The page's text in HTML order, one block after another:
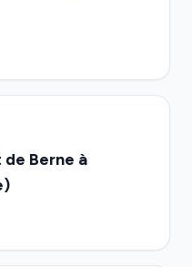
Berne à